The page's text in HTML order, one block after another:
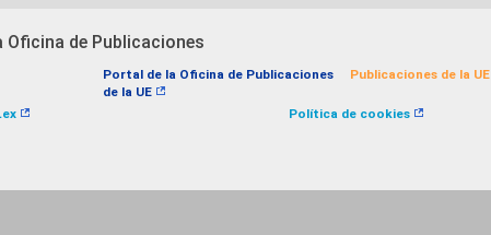
de Publicaciones
Portal de la Oficina de Publicaciones
de la UE
Publicaciones de la UE
Política de cookies